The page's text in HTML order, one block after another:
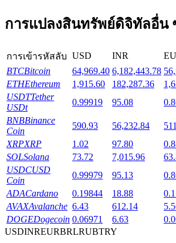
การลงทุนพิเศษสำหรับผู้ถือ BTR
เงินกู้
บริการยืมเงินที่ได้รับการสนับสนุนจาก
การแปลงสินทรัพย์ดิจิทัลอื่น
การเข้ารหัสลับ USD INR
BTCBitcoin 64,969.40 6,182,443.78
ETHEthereum 1,915.60 182,287.36
USDTTether
USDt
0.99919 95.08
BNBBinance
Coin
590.93 56,232.84
XRPXRP 1.02 97.80
SOLSolana 73.72 7,015.96
USDCUSD
Coin
0.99979 95.13
ADACardano 0.19844 18.88
AVAXAvalanche 6.43 612.14
DOGEDogecoin 0.06971 6.63
USDINREURBRLRUBTRY